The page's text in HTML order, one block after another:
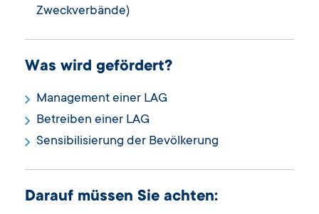
Zweckverbände)
Was wird gefördert?
Management einer LAG
Betreiben einer LAG
Sensibilisierung der Bevölkerung
Darauf müssen Sie achten: